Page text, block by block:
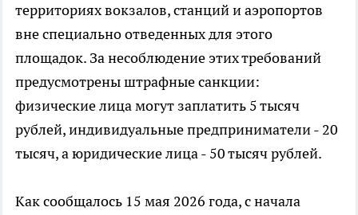
территориях вокзалов, станций и аэропортов
вне специально отведенных для этого
площадок. За несоблюдение этих требований
предусмотрены штрафные санкции:
физические лица могут заплатить 5 тысяч
рублей, индивидуальные предприниматели - 20
тысяч, а юридические лица - 50 тысяч рублей.
Как сообщалось 15 мая 2026 года, с начала